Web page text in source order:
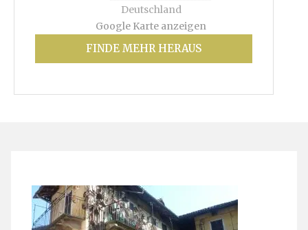
Deutschland
Google Karte anzeigen
FINDE MEHR HERAUS